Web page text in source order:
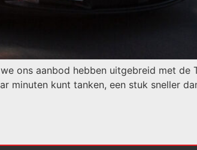
ons aanbod hebben uitgebreid met
minuten kunt tanken, een stuk sneller